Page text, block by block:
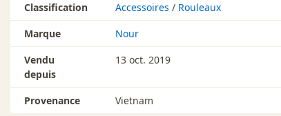
Classification Accessoires / Rouleaux
Marque
Nour
Vendu
depuis
13 oct. 2019
Provenance Vietnam